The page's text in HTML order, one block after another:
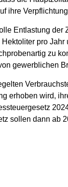
ihre
Entlastung
pro
zu
gewerblichen
erhoben wird,
sollen dann ab